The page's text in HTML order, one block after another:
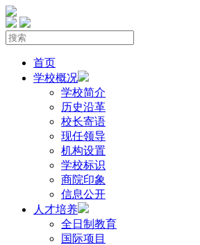
首页
学校概况
学校简介
历史沿革
校长寄语
现任领导
机构设置
学校标识
商院印象
信息公开
人才培养
全日制教育
国际项目